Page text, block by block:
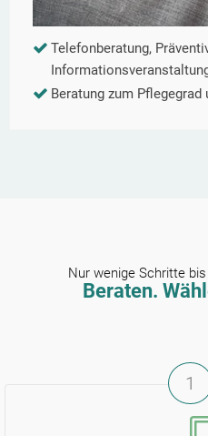
Telefonberatung,
Beratung zum Pflegegrad
Nur wenige Schritte
Beraten.
1